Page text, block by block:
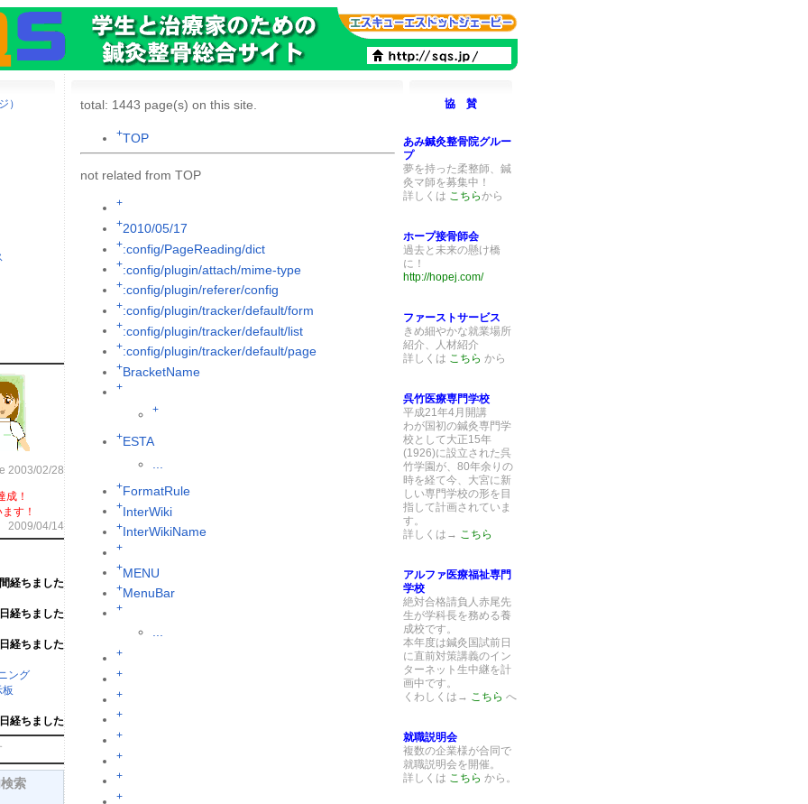
）
2003/02/28
成！
す！
2009/04/14
経ちました
経ちました
経ちました
ング
板
経ちました
索
total: 1443 page(s) on this site.
+TOP
not related from TOP
+
+2010/05/17
+:config/PageReading/dict
+:config/plugin/attach/mime-type
+:config/plugin/referer/config
+:config/plugin/tracker/default/form
+:config/plugin/tracker/default/list
+:config/plugin/tracker/default/page
+BracketName
+
+
+ESTA
+FormatRule
+InterWiki
+InterWikiName
+
+MENU
+MenuBar
+
+
+
+
+
+
+
+
+
協 賛
あみ鍼灸整骨院グルー
プ
夢を持った柔整師、鍼
灸マ師を募集中！
詳しくは こちらから
ホープ接骨師会
過去と未来の懸け橋
に！
http://hopej.com/
ファーストサービス
きめ細やかな就業場所
紹介、人材紹介
詳しくは こちら から
呉竹医療専門学校
平成21年4月開講
わが国初の鍼灸専門学
校として大正15年
(1926)に設立された呉
竹学園が、80年余りの
時を経て今、大宮に新
しい専門学校の形を目
指して計画されていま
す。
詳しくは→ こちら
アルファ医療福祉専門
学校
絶対合格請負人赤尾先
生が学科長を務める養
成校です。
本年度は鍼灸国試前日
に直前対策講義のイン
ターネット生中継を計
画中です。
くわしくは→ こちら へ
就職説明会
複数の企業様が合同で
就職説明会を開催。
詳しくは こちら から。